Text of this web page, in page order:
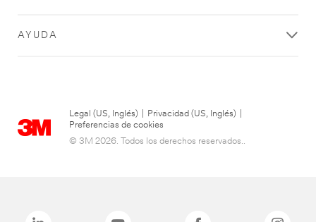
AYUDA
Legal (US, Inglés) Privacidad (US, Inglés)
Preferencias de cookies
© 3M 2026. Todos los derechos reservados..